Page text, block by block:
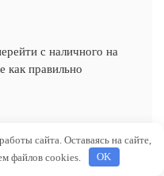
с наличного на
как правильно
сайта. Оставаясь на сайте,
файлов cookies.
OK